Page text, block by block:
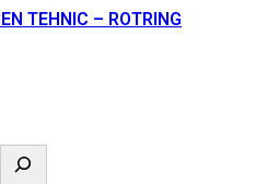
TEHNIC – ROTRING